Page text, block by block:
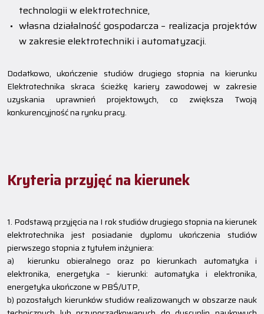
technologii w elektrotechnice,
własna działalność gospodarcza – realizacja projektów
w zakresie elektrotechniki i automatyzacji.
Dodatkowo, ukończenie studiów drugiego stopnia na kierunku
Elektrotechnika skraca ścieżkę kariery zawodowej w zakresie
uzyskania uprawnień projektowych, co zwiększa Twoją
konkurencyjność na rynku pracy.
Kryteria przyjęć na kierunek
1. Podstawą przyjęcia na I rok studiów drugiego stopnia na kierunek
elektrotechnika jest posiadanie dyplomu ukończenia studiów
pierwszego stopnia z tytułem inżyniera:
a) kierunku obieralnego oraz po kierunkach automatyka i
elektronika, energetyka – kierunki: automatyka i elektronika,
energetyka ukończone w PBŚ/UTP,
b) pozostałych kierunków studiów realizowanych w obszarze nauk